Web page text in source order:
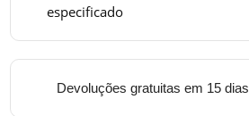
especificado
Devoluções gratuitas em 15 dias